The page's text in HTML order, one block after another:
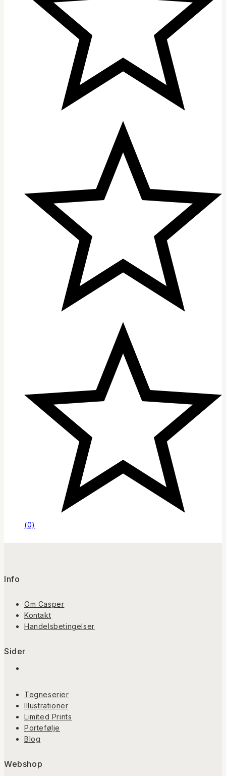
(0)
Info
Om Casper
Kontakt
Handelsbetingelser
Sider
Tegneserier
Illustrationer
Limited Prints
Portefølje
Blog
Webshop